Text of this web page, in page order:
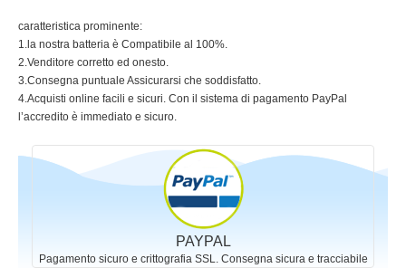
caratteristica prominente:
1.la nostra batteria è Compatibile al 100%.
2.Venditore corretto ed onesto.
3.Consegna puntuale Assicurarsi che soddisfatto.
4.Acquisti online facili e sicuri. Con il sistema di pagamento PayPal
l’accredito è immediato e sicuro.
PAYPAL
Pagamento sicuro e crittografia SSL. Consegna sicura e tracciabile